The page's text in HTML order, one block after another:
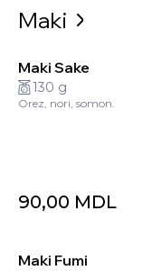
Maki
Maki Sake
130 g
Orez, nori, somon.
90,00 MDL
Maki Fumi